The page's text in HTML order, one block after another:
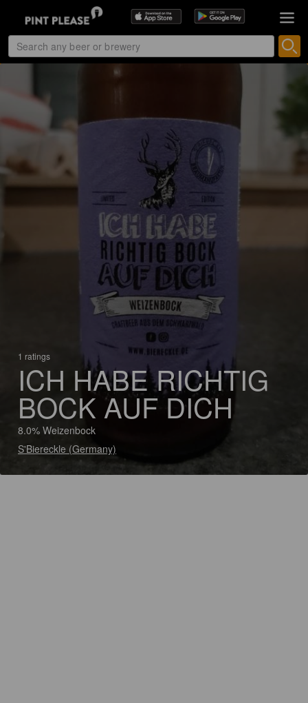
1 ratings
ICH HABE RICHTIG
BOCK AUF DICH
8.0% Weizenbock
S'Biereckle (Germany)